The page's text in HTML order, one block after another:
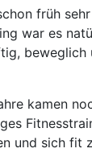
früh
war es
beweglich
kamen
und sich fit